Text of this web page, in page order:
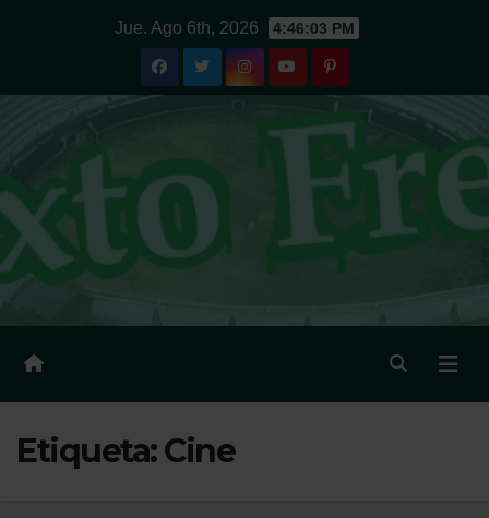
Jue. Ago 6th, 2026 4:46:04 PM
Etiqueta:Cine